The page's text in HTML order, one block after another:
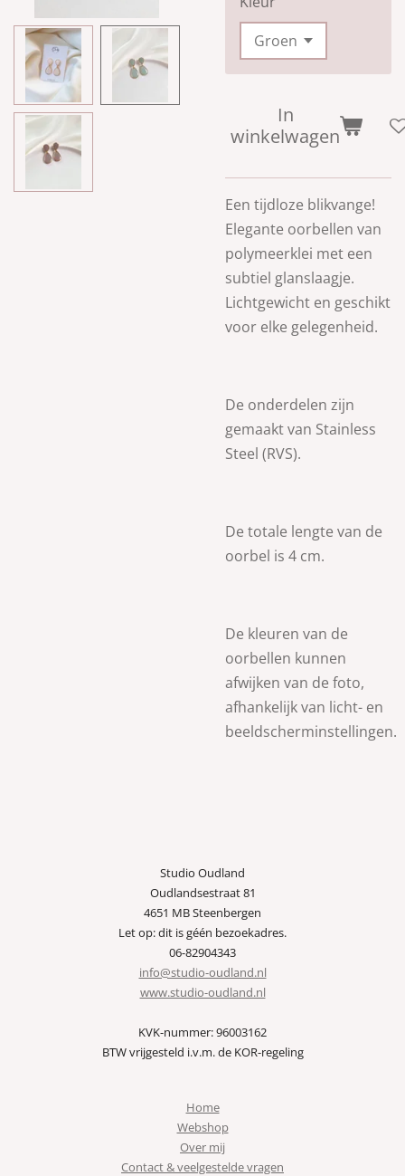
In
winkelwagen
Een tijdloze blikvange!
Elegante oorbellen van
polymeerklei met een
subtiel glanslaagje.
Lichtgewicht en geschikt
voor elke gelegenheid.
De onderdelen zijn
gemaakt van Stainless
Steel (RVS).
De totale lengte van de
oorbel is 4 cm.
De kleuren van de
oorbellen kunnen
afwijken van de foto,
afhankelijk van licht- en
beeldscherminstellingen.
Studio Oudland
Oudlandsestraat 81
4651 MB Steenbergen
Let op: dit is géén bezoekadres.
06-82904343
info@studio-oudland.nl
www.studio-oudland.nl
KVK-nummer: 96003162
BTW vrijgesteld i.v.m. de KOR-regeling
Home
Webshop
Over mij
Contact & veelgestelde vragen